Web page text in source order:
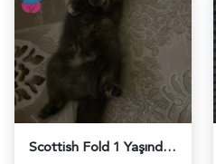
Scottish Fold 1 Yaşında Eş Aranıyor - 118981854